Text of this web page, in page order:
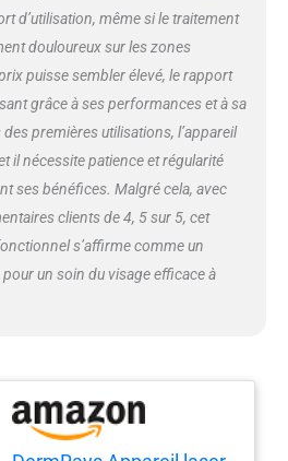
d'instructions.
d’utilisation, même si le traitement
douloureux sur les zones
puisse sembler élevé, le rapport
grâce à ses performances et à sa
premières utilisations, l’appareil
il nécessite patience et régularité
ses bénéfices. Malgré cela, avec
clients de 4, 5 sur 5, cet
s’affirme comme un
un soin du visage efficace à